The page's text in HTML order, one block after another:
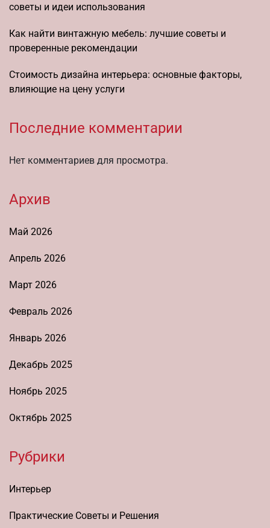
советы и идеи использования
Как найти винтажную мебель: лучшие советы и
проверенные рекомендации
Стоимость дизайна интерьера: основные факторы,
влияющие на цену услуги
Последние комментарии
Нет комментариев для просмотра.
Архив
Май 2026
Апрель 2026
Март 2026
Февраль 2026
Январь 2026
Декабрь 2025
Ноябрь 2025
Октябрь 2025
Рубрики
Интерьер
Практические Советы и Решения